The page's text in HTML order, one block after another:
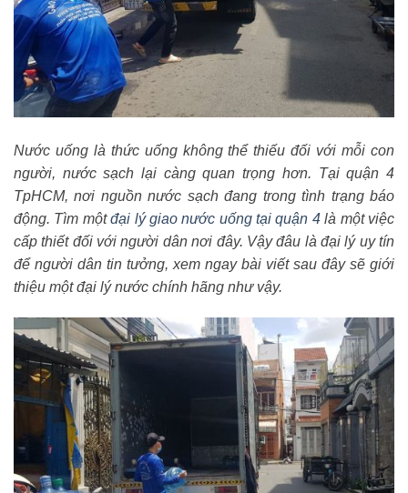
Nước uống là thức uống không thể thiếu đối với mỗi con
người, nước sạch lại càng quan trọng hơn. Tại quận 4
TpHCM, nơi nguồn nước sạch đang trong tình trạng báo
động. Tìm mộtđại lý giao nước uống tại quận 4là một việc
cấp thiết đối với người dân nơi đây. Vậy đâu là đại lý uy tín
để người dân tin tưởng, xem ngay bài viết sau đây sẽ giới
thiệu một đại lý nước chính hãng như vậy.